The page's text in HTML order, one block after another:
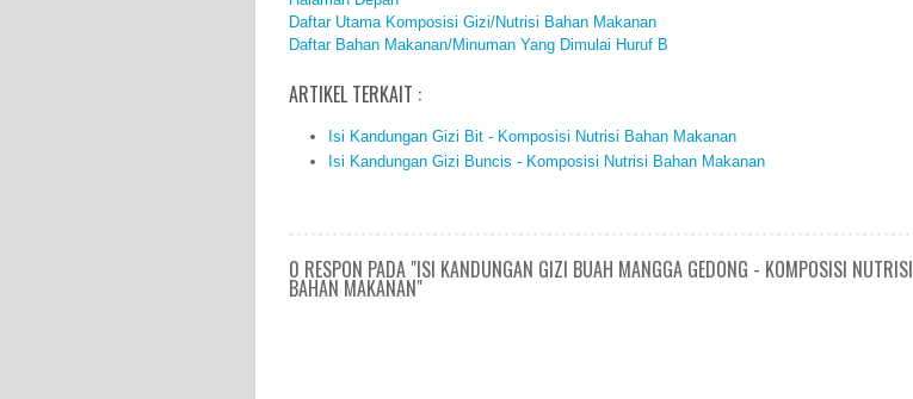
Daftar Utama Komposisi Gizi/Nutrisi Bahan Makanan
Daftar Bahan Makanan/Minuman Yang Dimulai Huruf B
ARTIKEL TERKAIT :
Isi Kandungan Gizi Bit - Komposisi Nutrisi Bahan Makanan
Isi Kandungan Gizi Buncis - Komposisi Nutrisi Bahan Makanan
0 RESPON PADA "ISI KANDUNGAN GIZI BUAH MANGGA GEDONG - KOMPOSISI NUTRISI
BAHAN MAKANAN"